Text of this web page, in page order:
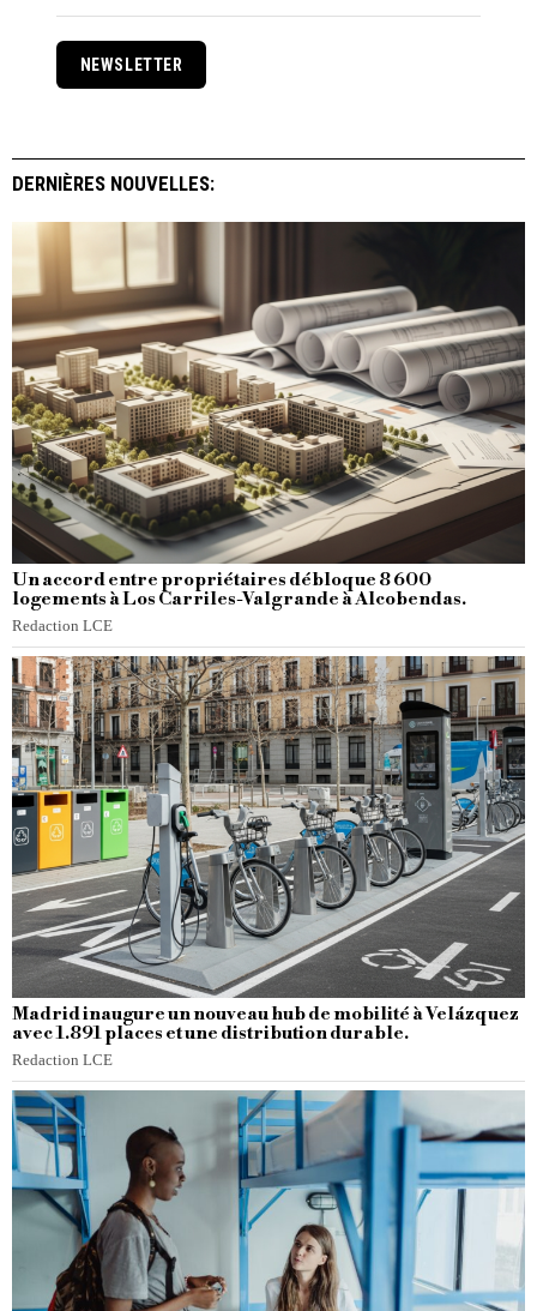
NEWSLETTER
DERNIÈRES NOUVELLES:
Un accord entre propriétaires débloque 8 600
logements à Los Carriles-Valgrande à Alcobendas.
Redaction LCE
Madrid inaugure un nouveau hub de mobilité à Velázquez
avec 1.891 places et une distribution durable.
Redaction LCE